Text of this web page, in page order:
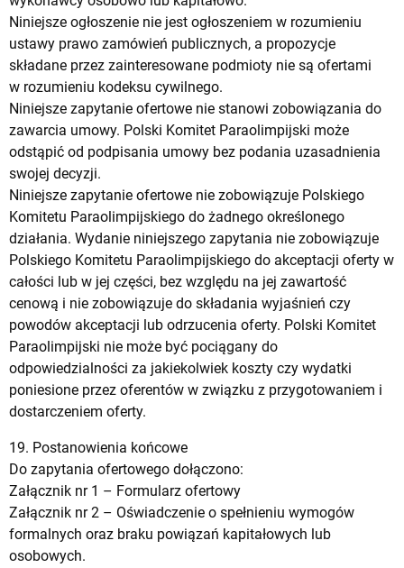
Niniejsze ogłoszenie nie jest ogłoszeniem w rozumieniu
ustawy prawo zamówień publicznych, a propozycje
składane przez zainteresowane podmioty nie są ofertami
w rozumieniu kodeksu cywilnego.
Niniejsze zapytanie ofertowe nie stanowi zobowiązania do
zawarcia umowy. Polski Komitet Paraolimpijski może
odstąpić od podpisania umowy bez podania uzasadnienia
swojej decyzji.
Niniejsze zapytanie ofertowe nie zobowiązuje Polskiego
Komitetu Paraolimpijskiego do żadnego określonego
działania. Wydanie niniejszego zapytania nie zobowiązuje
Polskiego Komitetu Paraolimpijskiego do akceptacji oferty w
całości lub w jej części, bez względu na jej zawartość
cenową i nie zobowiązuje do składania wyjaśnień czy
powodów akceptacji lub odrzucenia oferty. Polski Komitet
Paraolimpijski nie może być pociągany do
odpowiedzialności za jakiekolwiek koszty czy wydatki
poniesione przez oferentów w związku z przygotowaniem i
dostarczeniem oferty.
19. Postanowienia końcowe
Do zapytania ofertowego dołączono:
Załącznik nr 1 – Formularz ofertowy
Załącznik nr 2 – Oświadczenie o spełnieniu wymogów
formalnych oraz braku powiązań kapitałowych lub
osobowych.